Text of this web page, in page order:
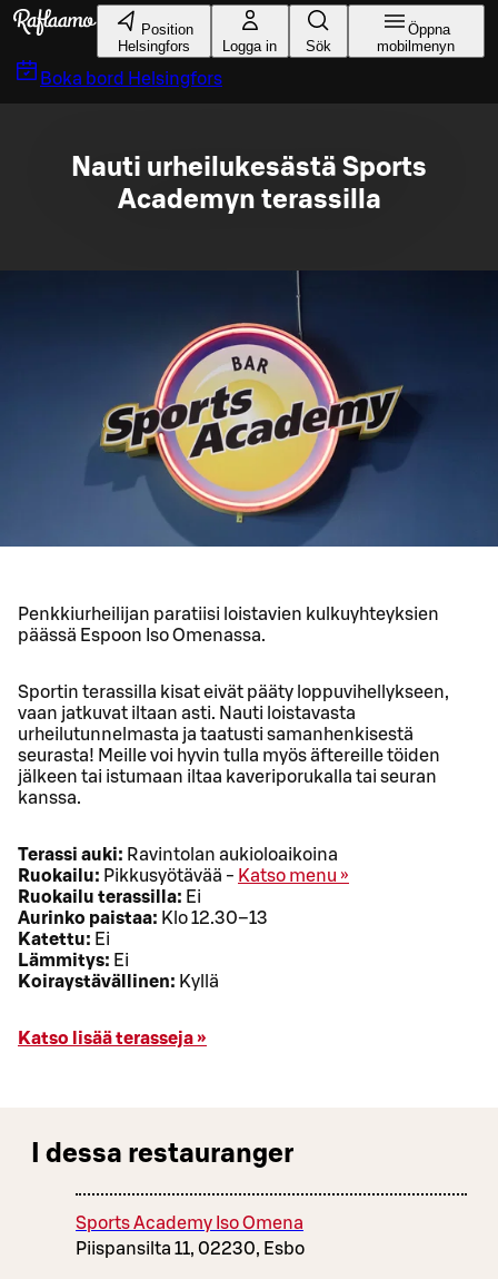
Gå till huvudinnehållet
Position
Helsingfors
Logga in Sök
Öppna
mobilmenyn
Boka bord Helsingfors
Nauti urheilukesästä Sports
Academyn terassilla
Penkkiurheilijan paratiisi loistavien kulkuyhteyksien
päässä Espoon Iso Omenassa.
Sportin terassilla kisat eivät pääty loppuvihellykseen,
vaan jatkuvat iltaan asti. Nauti loistavasta
urheilutunnelmasta ja taatusti samanhenkisestä
seurasta! Meille voi hyvin tulla myös äftereille töiden
jälkeen tai istumaan iltaa kaveriporukalla tai seuran
kanssa.
Terassi auki: Ravintolan aukioloaikoina
Ruokailu: Pikkusyötävää - Katso menu »
Ruokailu terassilla: Ei
Aurinko paistaa: Klo 12.30–13
Katettu: Ei
Lämmitys: Ei
Koiraystävällinen: Kyllä
Katso lisää terasseja »
I dessa restauranger
Sports Academy Iso Omena
Piispansilta 11, 02230, Esbo